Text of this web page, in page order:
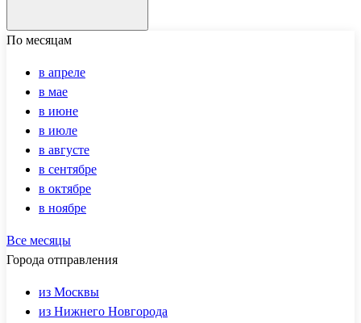
По месяцам
в апреле
в мае
в июне
в июле
в августе
в сентябре
в октябре
в ноябре
Все месяцы
Города отправления
из Москвы
из Нижнего Новгорода